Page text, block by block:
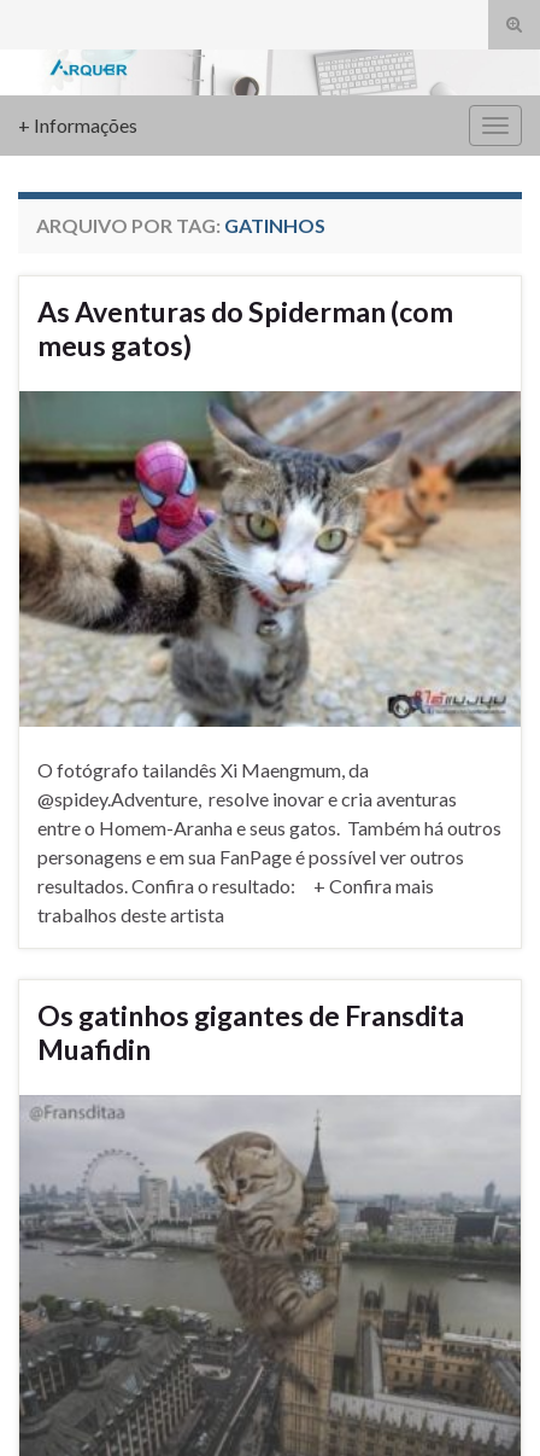
Search for:
+ Informações
ARQUIVO POR TAG: GATINHOS
As Aventuras do Spiderman (com
meus gatos)
O fotógrafo tailandês Xi Maengmum, da
@spidey.Adventure, resolve inovar e cria aventuras
entre o Homem-Aranha e seus gatos. Também há outros
personagens e em sua FanPage é possível ver outros
resultados. Confira o resultado: + Confira mais
trabalhos deste artista
Os gatinhos gigantes de Fransdita
Muafidin